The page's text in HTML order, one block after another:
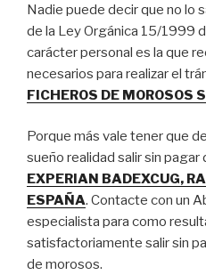
Nadie puede decir que no lo
de la Ley Orgánica 15/1999
carácter personal es la que
necesarios para realizar el
FICHEROS DE MOROSOS
Porque más vale tener que
sueño realidad salir sin pagar
EXPERIAN BADEXCUG,
ESPAÑA. Contacte con un
especialista para como
satisfactoriamente salir sin
de morosos.